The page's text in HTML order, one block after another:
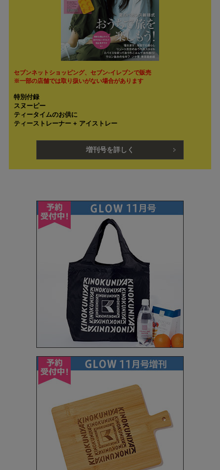
セブンネットショッピング、セブン‐イレブンで販売
※一部の店舗では取り扱いがない場合があります
特別付録
スヌーピー
ティータイムのお供に
ティーストレーナー + アイストレー
増刊号を詳しく